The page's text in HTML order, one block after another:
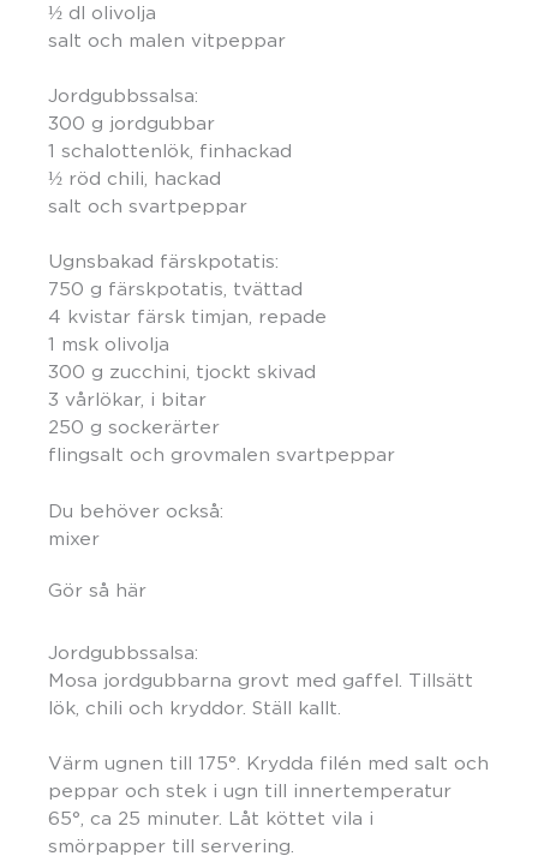
½ dl olivolja
salt och malen vitpeppar
Jordgubbssalsa:
300 g jordgubbar
1 schalottenlök, finhackad
½ röd chili, hackad
salt och svartpeppar
Ugnsbakad färskpotatis:
750 g färskpotatis, tvättad
4 kvistar färsk timjan, repade
1 msk olivolja
300 g zucchini, tjockt skivad
3 vårlökar, i bitar
250 g sockerärter
flingsalt och grovmalen svartpeppar
Du behöver också:
mixer
Gör så här
Jordgubbssalsa:
Mosa jordgubbarna grovt med gaffel. Tillsätt
lök, chili och kryddor. Ställ kallt.
Värm ugnen till 175°. Krydda filén med salt och
peppar och stek i ugn till innertemperatur
65°, ca 25 minuter. Låt köttet vila i
smörpapper till servering.